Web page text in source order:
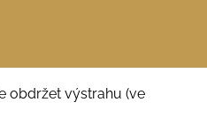
obdržet výstrahu (ve